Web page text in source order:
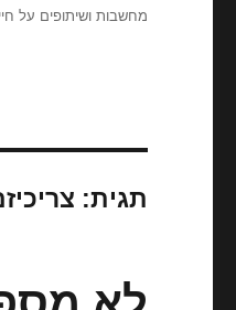
מחשבות ושיתופים על
תגית: